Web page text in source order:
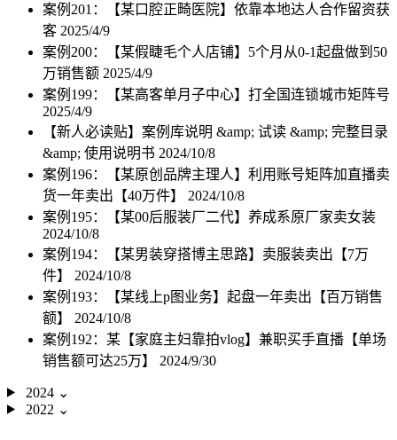
案例201：【某口腔正畸医院】依靠本地达人合作留资获
客 2025/4/9
案例200：【某假睫毛个人店铺】5个月从0-1起盘做到50
万销售额 2025/4/9
案例199：【某高客单月子中心】打全国连锁城市矩阵号
2025/4/9
【新人必读贴】案例库说明 &amp; 试读 &amp; 完整目录
&amp; 使用说明书 2024/10/8
案例196：【某原创品牌主理人】利用账号矩阵加直播卖
货一年卖出【40万件】 2024/10/8
案例195：【某00后服装厂二代】养成系原厂家卖女装
2024/10/8
案例194：【某男装穿搭博主思路】卖服装卖出【7万
件】 2024/10/8
案例193：【某线上p图业务】起盘一年卖出【百万销售
额】 2024/10/8
案例192：某【家庭主妇靠拍vlog】兼职买手直播【单场
销售额可达25万】 2024/9/30
2024 ⌄
2022 ⌄